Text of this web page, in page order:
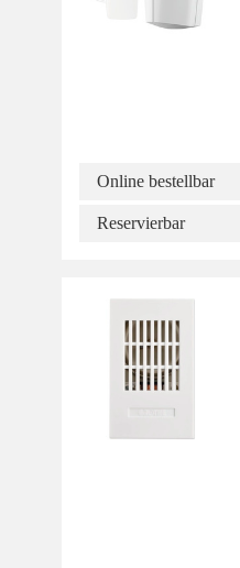
Online bestellbar
Reservierbar